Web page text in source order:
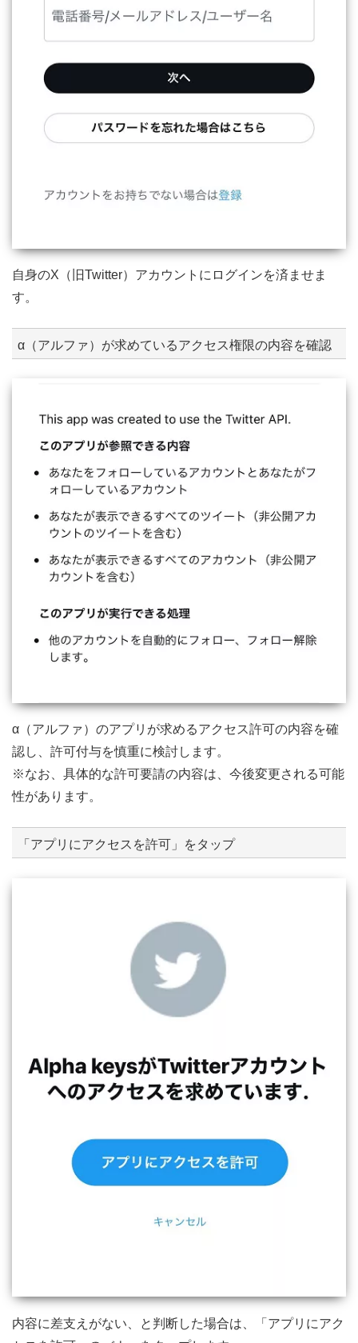
自身のX（旧Twitter）アカウントにログインを済ませま
す。
α（アルファ）が求めているアクセス権限の内容を確認
α（アルファ）のアプリが求めるアクセス許可の内容を確
認し、許可付与を慎重に検討します。
※なお、具体的な許可要請の内容は、今後変更される可能
性があります。
「アプリにアクセスを許可」をタップ
内容に差支えがない、と判断した場合は、「アプリにアク